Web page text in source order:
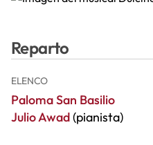
Reparto
ELENCO
Paloma San Basilio
Julio Awad(pianista)